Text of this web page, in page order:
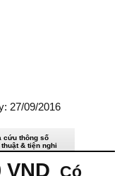
27/09/2016
cứu thông số
& tiện nghi
VND
Có